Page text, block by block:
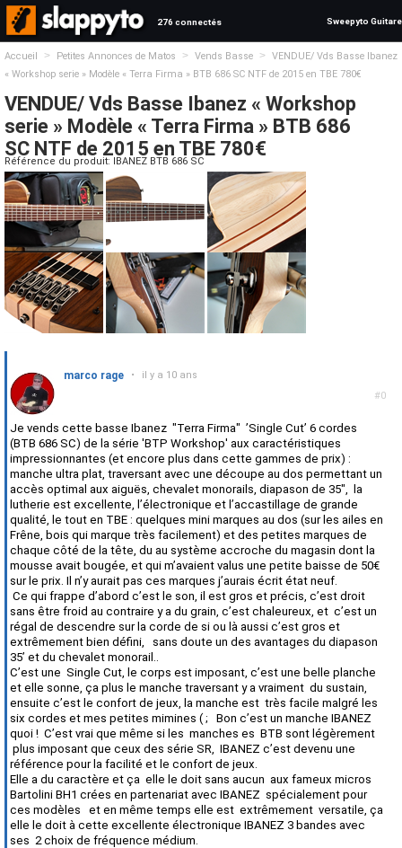
276 connectés Sweepyto Guitare
Accueil > Petites Annonces de Matos > Vends Basse >
VENDUE/ Vds Basse Ibanez
« Workshop serie » Modèle « Terra Firma » BTB 686 SC NTF de 2015 en TBE 780€
VENDUE/ Vds Basse Ibanez « Workshop
serie » Modèle « Terra Firma » BTB 686
SC NTF de 2015 en TBE 780€
Référence du produit: IBANEZ BTB 686 SC
#0
marco rage • il y a 10 ans
Je vends cette basse Ibanez "Terra Firma" ’Single Cut’ 6 cordes
(BTB 686 SC) de la série 'BTP Workshop' aux caractéristiques
impressionnantes (et encore plus dans cette gammes de prix) :
manche ultra plat, traversant avec une découpe au dos permettant un
accès optimal aux aiguës, chevalet monorails, diapason de 35",
la
lutherie est excellente, l’électronique et l’accastillage de grande
qualité, le tout en TBE : quelques mini marques au dos (sur les ailes en
Frêne, bois qui marque très facilement) et des petites marques de
chaque côté de la tête, du au système accroche du magasin dont la
mousse avait bougée, et qui m’avaient valus une petite baisse de 50€
sur le prix. Il n’y aurait pas ces marques j’aurais écrit état neuf.
Ce qui frappe d’abord c’est le son, il est gros et précis, c’est droit
sans être froid au contraire y a du grain, c’est chaleureux, et c’est un
régal de descendre sur la corde de si ou là aussi c’est gros et
extrêmement bien défini,
sans doute un des avantages du diapason
35’ et du chevalet monorail..
C’est une Single Cut, le corps est imposant, c’est une belle planche
et elle sonne, ça plus le manche traversant y a vraiment du sustain,
ensuite c’est le confort de jeux, la manche est très facile malgré les
six cordes et mes petites mimines ( ;
Bon c’est un manche IBANEZ
quoi ! C’est vrai que même si les manches es BTB sont légèrement
plus imposant que ceux des série SR, IBANEZ c’est devenu une
référence pour la facilité et le confort de jeux.
Elle a du caractère et ça elle le doit sans aucun aux fameux micros
Bartolini BH1 crées en partenariat avec IBANEZ spécialement pour
ces modèles
et en même temps elle est extrêmement versatile, ça
elle le doit à cette excellente électronique IBANEZ 3 bandes avec
ses 2 choix de fréquence médium.